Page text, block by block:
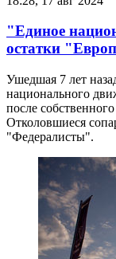
"Единое
остатки
Ушедшая 7 лет
национального
после
Отколовшиеся
"Федералисты".